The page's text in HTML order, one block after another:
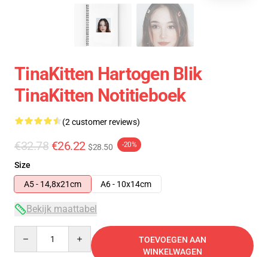
TinaKitten Hartogen Blik
TinaKitten Notitieboek
(2 customer reviews)
€32.78 €26.22 $28.50 -20%
Size
A5 - 14,8x21cm
A6 - 10x14cm
Bekijk maattabel
TOEVOEGEN AAN
WINKELWAGEN